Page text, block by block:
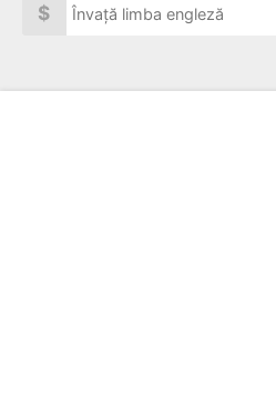
$ Învață limba engleză